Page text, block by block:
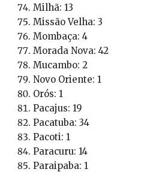
Milhã: 13
Missão Velha: 3
Mombaça: 4
Morada Nova: 42
Mucambo: 2
Novo Oriente: 1
Orós: 1
Pacajus: 19
Pacatuba: 34
Pacoti: 1
Paracuru: 14
Paraipaba: 1